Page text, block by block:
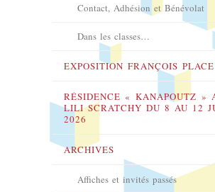
Contact, Adhésion et Bénévolat
Dans les classes…
EXPOSITION FRANÇOIS PLACE
RÉSIDENCE « KANAPOUTZ »
LILI SCRATCHY DU 8 AU 12
2026
ARCHIVES
Affiches et invités passés